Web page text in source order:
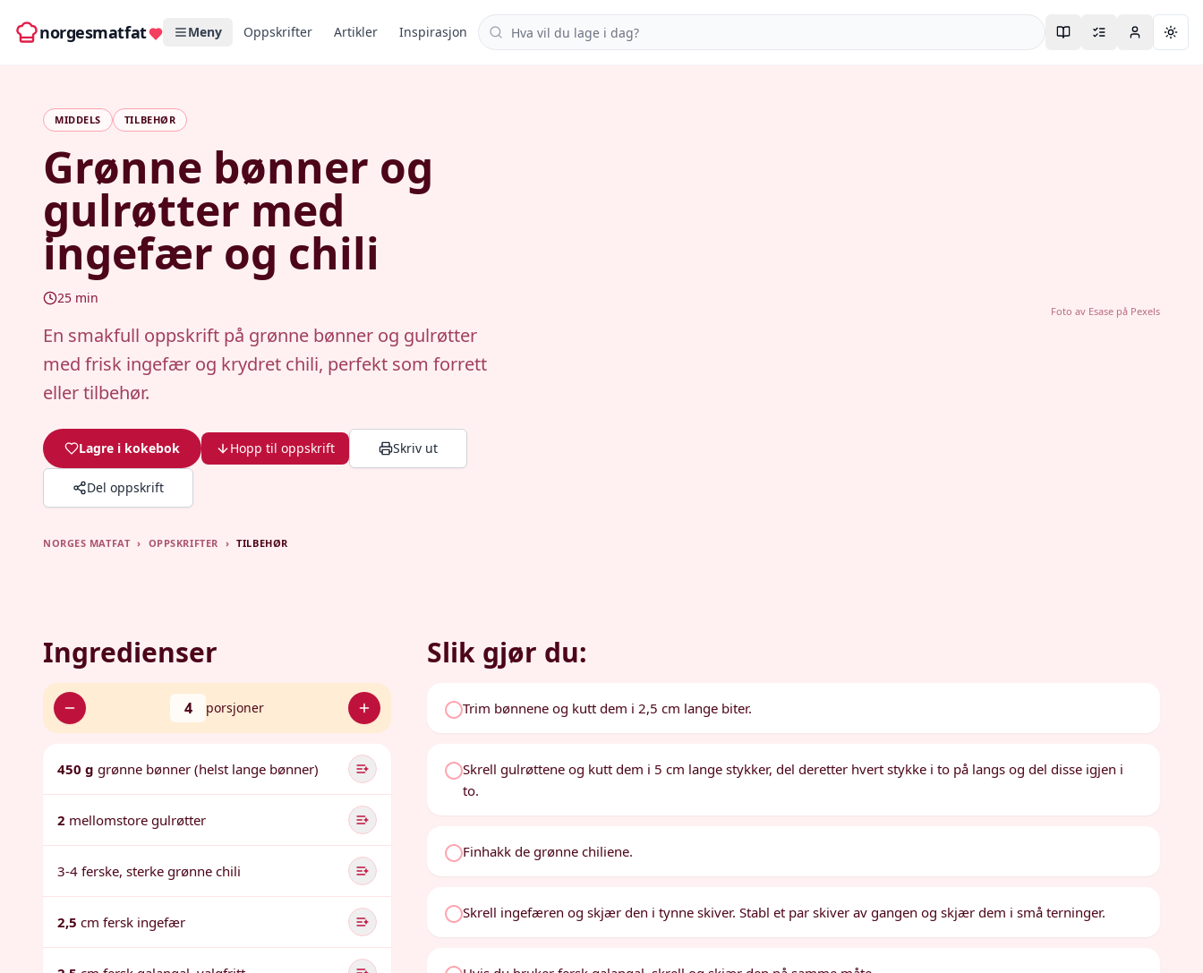
norgesmatfat Meny Oppskrifter Artikler Inspirasjon Søk i oppskrifter
MIDDELS TILBEHØR
Grønne bønner og
gulrøtter med
ingefær og chili
25 min
En smakfull oppskrift på grønne bønner og gulrøtter
med frisk ingefær og krydret chili, perfekt som forrett
eller tilbehør.
Lagre i kokebok Hopp til oppskrift Skriv ut
Del oppskrift
Foto av Esasepå Pexels
NORGES MATFAT › OPPSKRIFTER › TILBEHØR
Ingredienser
4 porsjoner
450 g grønne bønner (helst lange bønner)
2 mellomstore gulrøtter
3-4 ferske, sterke grønne chili
2,5 cm fersk ingefær
Slik gjør du:
Trim bønnene og kutt dem i 2,5 cm lange biter.
Skrell gulrøttene og kutt dem i 5 cm lange stykker, del deretter hvert stykke i to på langs og del disse igjen i
to.
Finhakk de grønne chiliene.
Skrell ingefæren og skjær den i tynne skiver. Stabl et par skiver av gangen og skjær dem i små terninger.